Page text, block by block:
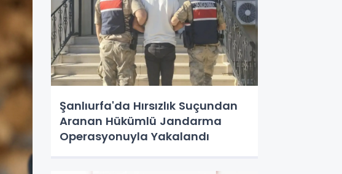
Şanlıurfa'da Hırsızlık Suçundan
Aranan Hükümlü Jandarma
Operasyonuyla Yakalandı